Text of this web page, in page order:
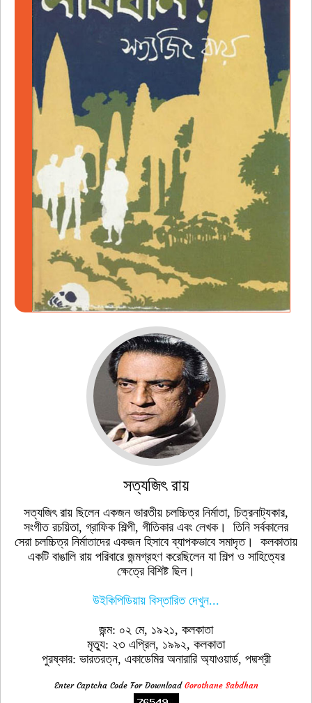
সত্যজিৎ রায়
সত্যজিৎ রায় ছিলেন একজন ভারতীয় চলচ্চিত্র নির্মাতা, চিত্রনাট্যকার,
সংগীত রচয়িতা, গ্রাফিক শিল্পী, গীতিকার এবং লেখক। তিনি সর্বকালের
সেরা চলচ্চিত্র নির্মাতাদের একজন হিসাবে ব্যাপকভাবে সমাদৃত। কলকাতায়
একটি বাঙালি রায় পরিবারে জন্মগ্রহণ করেছিলেন যা শিল্প ও সাহিত্যের
ক্ষেত্রে বিশিষ্ট ছিল।
উইকিপিডিয়ায় বিস্তারিত দেখুন...
জন্ম: ০২ মে, ১৯২১, কলকাতা
মৃত্যু: ২৩ এপ্রিল, ১৯৯২, কলকাতা
পুরষ্কার: ভারতরত্ন, একাডেমির অনারারি অ্যাওয়ার্ড, পদ্মশ্রী
Enter Captcha Code For Download Gorothane Sabdhan